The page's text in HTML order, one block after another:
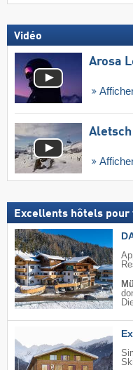
Vidéo
Arosa
Aletsch
Excellents hôtels